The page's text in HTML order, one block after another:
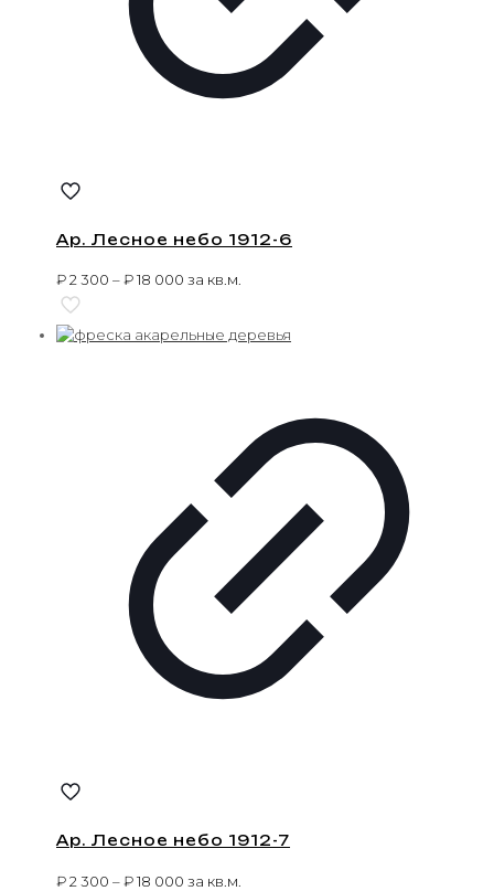
Ар. Лесное небо 1912-6
₽2 300 –₽18 000 за кв.м.
Ар. Лесное небо 1912-7
₽2 300 –₽18 000 за кв.м.